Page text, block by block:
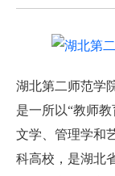
湖北第二师范学
是一所以“教师
文学、管理学和
科高校，是湖北